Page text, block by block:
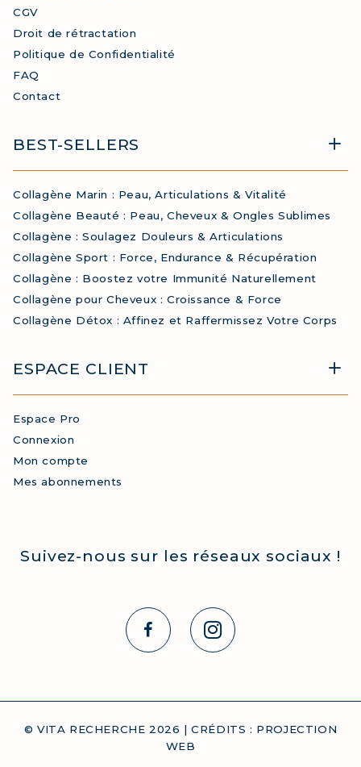
CGV
Droit de rétractation
Politique de Confidentialité
FAQ
Contact
BEST-SELLERS
Collagène Marin : Peau, Articulations & Vitalité
Collagène Beauté : Peau, Cheveux & Ongles Sublimes
Collagène : Soulagez Douleurs & Articulations
Collagène Sport : Force, Endurance & Récupération
Collagène : Boostez votre Immunité Naturellement
Collagène pour Cheveux : Croissance & Force
Collagène Détox : Affinez et Raffermissez Votre Corps
ESPACE CLIENT
Espace Pro
Connexion
Mon compte
Mes abonnements
Suivez-nous sur les réseaux sociaux !
© VITA RECHERCHE 2026 | CRÉDITS : PROJECTION
WEB